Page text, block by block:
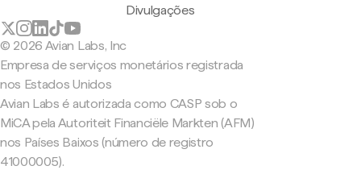
Divulgações
© 2026 Avian Labs, Inc
Empresa de serviços monetários registrada
nos Estados Unidos
Avian Labs é autorizada como CASP sob o
MiCA pela Autoriteit Financiële Markten (AFM)
nos Países Baixos (número de registro
41000005).